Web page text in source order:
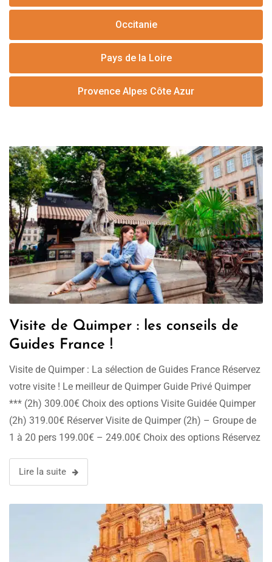
Occitanie
Pays de la Loire
Provence Alpes Côte Azur
Visite de Quimper : les conseils de
Guides France !
Visite de Quimper : La sélection de Guides France Réservez
votre visite ! Le meilleur de Quimper Guide Privé Quimper
*** (2h) 309.00€ Choix des options Visite Guidée Quimper
(2h) 319.00€ Réserver Visite de Quimper (2h) – Groupe de
1 à 20 pers 199.00€ – 249.00€ Choix des options Réservez
Lire la suite